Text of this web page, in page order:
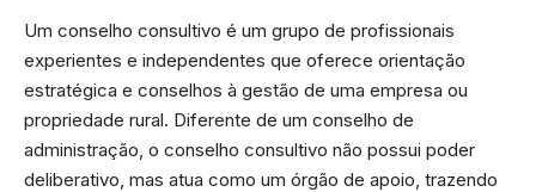
Um conselho consultivo é um grupo de profissionais
experientes e independentes que oferece orientação
estratégica e conselhos à gestão de uma empresa ou
propriedade rural. Diferente de um conselho de
administração, o conselho consultivo não possui poder
deliberativo, mas atua como um órgão de apoio, trazendo